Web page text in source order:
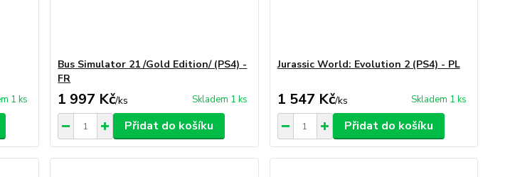
1 ks
Bus Simulator 21 /Gold Edition/ (PS4) -
FR
1 997 Kč/ks Skladem 1 ks
Přidat do košíku
Jurassic World: Evolution 2 (PS4) - PL
1 547 Kč/ks Skladem 1 ks
Přidat do košíku